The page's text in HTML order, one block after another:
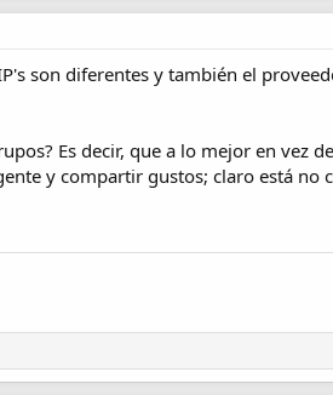
son diferentes y también el
Es decir, que a lo mejor en vez
y compartir gustos; claro está